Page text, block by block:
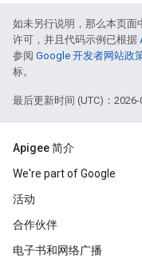
如未另行说明，那么本页面
许可，并且代码示例已根据
参阅 Google 开发者网站政
标。
最后更新时间 (UTC)：2026-
Apigee 简介
We're part of Google
活动
合作伙伴
电子书和网络广播